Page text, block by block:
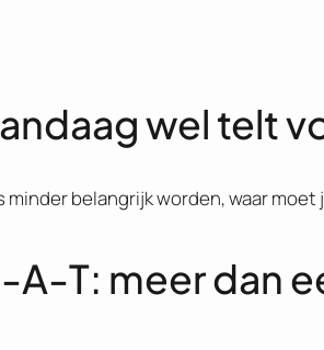
wel telt
minder belangrijk worden, waar
A-T: meer dan